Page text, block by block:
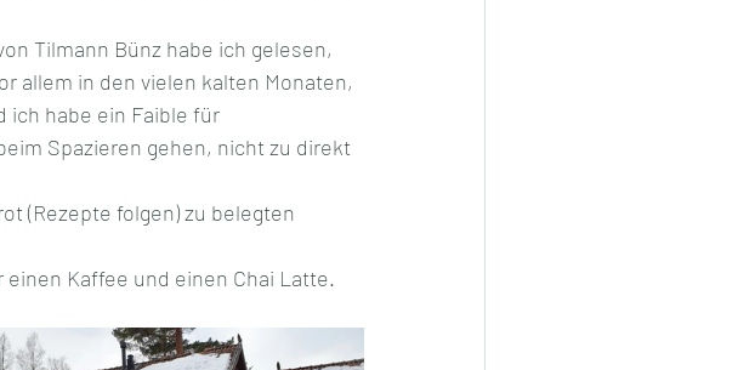
Tilmann Bünz habe ich gelesen,
allem in den vielen kalten Monaten,
ich habe ein Faible für
Spazieren gehen, nicht zu direkt
(Rezepte folgen) zu belegten
Kaffee und einen Chai Latte.